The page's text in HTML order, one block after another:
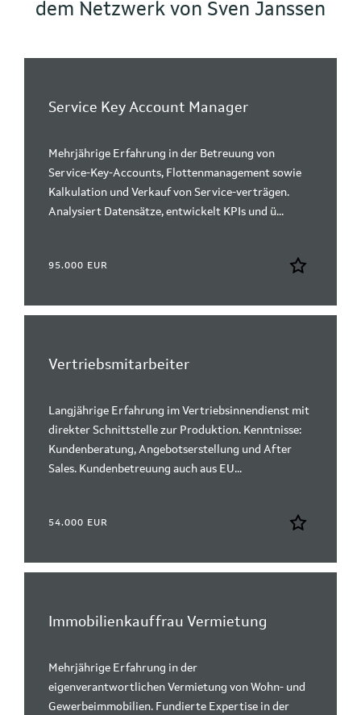
dem Netzwerk von Sven Janssen
Service Key Account Manager
Mehrjährige Erfahrung in der Betreuung von
Service-Key-Accounts, Flottenmanagement sowie
Kalkulation und Verkauf von Service-verträgen.
Analysiert Datensätze, entwickelt KPIs und ü...
95.000 EUR
Vertriebsmitarbeiter
Langjährige Erfahrung im Vertriebsinnendienst mit
direkter Schnittstelle zur Produktion. Kenntnisse:
Kundenberatung, Angebotserstellung und After
Sales. Kundenbetreuung auch aus EU...
54.000 EUR
Immobilienkauffrau Vermietung
Mehrjährige Erfahrung in der
eigenverantwortlichen Vermietung von Wohn- und
Gewerbeimmobilien. Fundierte Expertise in der